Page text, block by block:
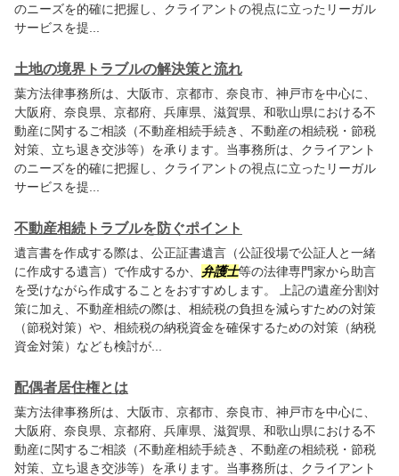
のニーズを的確に把握し、クライアントの視点に立ったリーガル
サービスを提...
土地の境界トラブルの解決策と流れ
葉方法律事務所は、大阪市、京都市、奈良市、神戸市を中心に、
大阪府、奈良県、京都府、兵庫県、滋賀県、和歌山県における不
動産に関するご相談（不動産相続手続き、不動産の相続税・節税
対策、立ち退き交渉等）を承ります。当事務所は、クライアント
のニーズを的確に把握し、クライアントの視点に立ったリーガル
サービスを提...
不動産相続トラブルを防ぐポイント
遺言書を作成する際は、公正証書遺言（公証役場で公証人と一緒
に作成する遺言）で作成するか、 弁護士等の法律専門家から助言
を受けながら作成することをおすすめします。 上記の遺産分割対
策に加え、不動産相続の際は、相続税の負担を減らすための対策
（節税対策）や、相続税の納税資金を確保するための対策（納税
資金対策）なども検討が...
配偶者居住権とは
葉方法律事務所は、大阪市、京都市、奈良市、神戸市を中心に、
大阪府、奈良県、京都府、兵庫県、滋賀県、和歌山県における不
動産に関するご相談（不動産相続手続き、不動産の相続税・節税
対策、立ち退き交渉等）を承ります。当事務所は、クライアント